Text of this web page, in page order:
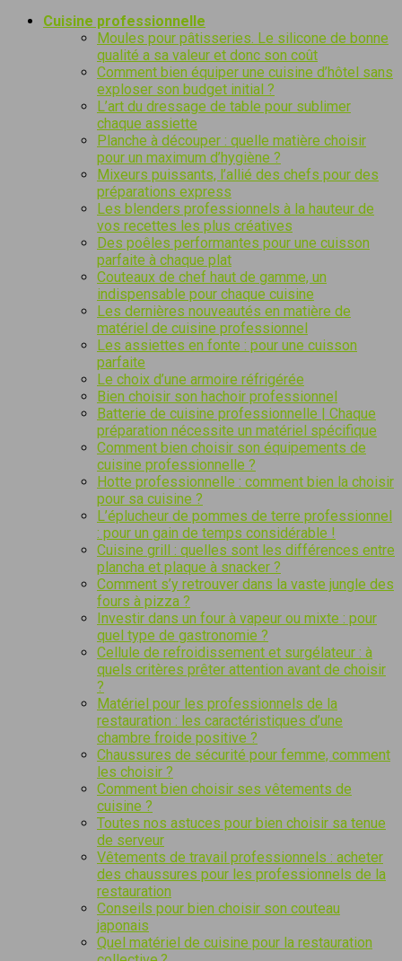
Cuisine professionnelle
Moules pour pâtisseries. Le silicone de bonne
qualité a sa valeur et donc son coût
Comment bien équiper une cuisine d’hôtel sans
exploser son budget initial ?
L’art du dressage de table pour sublimer
chaque assiette
Planche à découper : quelle matière choisir
pour un maximum d’hygiène ?
Mixeurs puissants, l’allié des chefs pour des
préparations express
Les blenders professionnels à la hauteur de
vos recettes les plus créatives
Des poêles performantes pour une cuisson
parfaite à chaque plat
Couteaux de chef haut de gamme, un
indispensable pour chaque cuisine
Les dernières nouveautés en matière de
matériel de cuisine professionnel
Les assiettes en fonte : pour une cuisson
parfaite
Le choix d’une armoire réfrigérée
Bien choisir son hachoir professionnel
Batterie de cuisine professionnelle | Chaque
préparation nécessite un matériel spécifique
Comment bien choisir son équipements de
cuisine professionnelle ?
Hotte professionnelle : comment bien la choisir
pour sa cuisine ?
L’éplucheur de pommes de terre professionnel
: pour un gain de temps considérable !
Cuisine grill : quelles sont les différences entre
plancha et plaque à snacker ?
Comment s’y retrouver dans la vaste jungle des
fours à pizza ?
Investir dans un four à vapeur ou mixte : pour
quel type de gastronomie ?
Cellule de refroidissement et surgélateur : à
quels critères prêter attention avant de choisir
?
Matériel pour les professionnels de la
restauration : les caractéristiques d’une
chambre froide positive ?
Chaussures de sécurité pour femme, comment
les choisir ?
Comment bien choisir ses vêtements de
cuisine ?
Toutes nos astuces pour bien choisir sa tenue
de serveur
Vêtements de travail professionnels : acheter
des chaussures pour les professionnels de la
restauration
Conseils pour bien choisir son couteau
japonais
Quel matériel de cuisine pour la restauration